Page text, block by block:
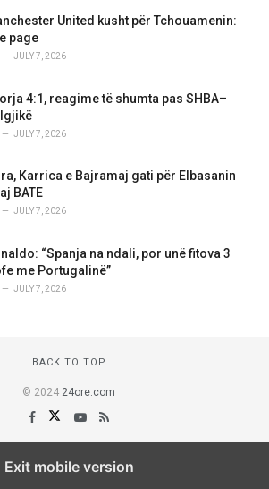
United kusht për Tchouamenin:
page
JULY 7, 2026
4:1, reagime të shumta pas SHBA–
JULY 7, 2026
Karrica e Bajramaj gati për Elbasanin
BATE
JULY 7, 2026
“Spanja na ndali, por unë fitova 3
me Portugalinë”
JULY 7, 2026
BACK TO TOP
© 2024 24ore.com
Exit mobile version